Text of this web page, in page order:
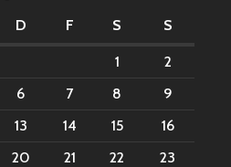
D F S S
1
2
6 7 8
9
13 14 15
16
20 21 22
23